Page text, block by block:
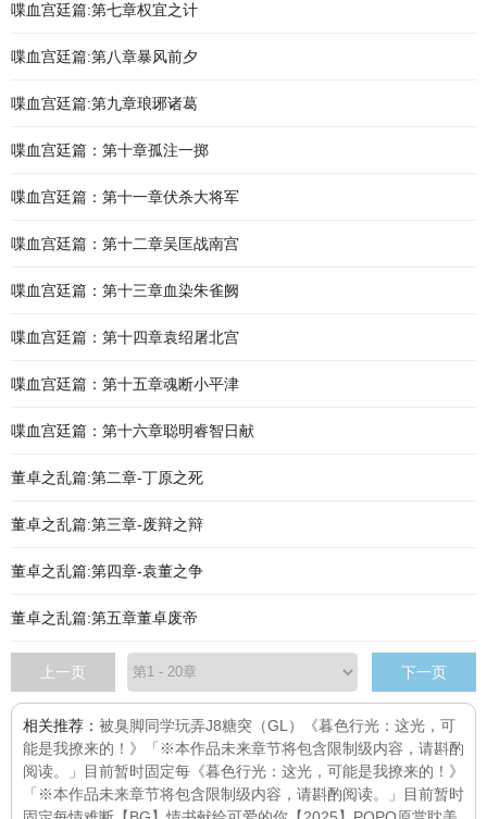
喋血宫廷篇:第七章权宜之计
喋血宫廷篇:第八章暴风前夕
喋血宫廷篇:第九章琅琊诸葛
喋血宫廷篇：第十章孤注一掷
喋血宫廷篇：第十一章伏杀大将军
喋血宫廷篇：第十二章吴匡战南宫
喋血宫廷篇：第十三章血染朱雀阙
喋血宫廷篇：第十四章袁绍屠北宫
喋血宫廷篇：第十五章魂断小平津
喋血宫廷篇：第十六章聪明睿智日献
董卓之乱篇:第二章-丁原之死
董卓之乱篇:第三章-废辩之辩
董卓之乱篇:第四章-袁董之争
董卓之乱篇:第五章董卓废帝
上一页 下一页
相关推荐： 被臭脚同学玩弄J8糖突（GL）
《暮色行光：这光，可
能是我撩来的！》「※本作品未来章节将包含限制级内容，请斟酌
阅读。」目前暂时固定每 《暮色行光：这光，可能是我撩来的！》
「※本作品未来章节将包含限制级内容，请斟酌阅读。」目前暂时